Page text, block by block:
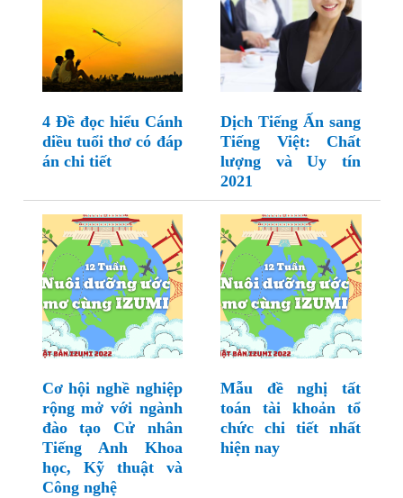
4 Đề đọc hiểu Cánh
diều tuổi thơ có đáp
án chi tiết
Dịch Tiếng Ấn sang
Tiếng Việt: Chất
lượng và Uy tín
2021
Cơ hội nghề nghiệp
rộng mở với ngành
đào tạo Cử nhân
Tiếng Anh Khoa
học, Kỹ thuật và
Công nghệ
Mẫu đề nghị tất
toán tài khoản tổ
chức chi tiết nhất
hiện nay